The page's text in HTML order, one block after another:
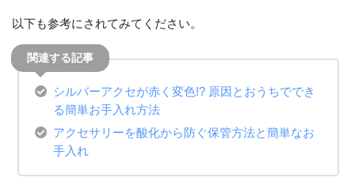
以下も参考にされてみてください。
シルバーアクセが赤く変色!? 原因とおうちででき
る簡単お手入れ方法
アクセサリーを酸化から防ぐ保管方法と簡単なお
手入れ